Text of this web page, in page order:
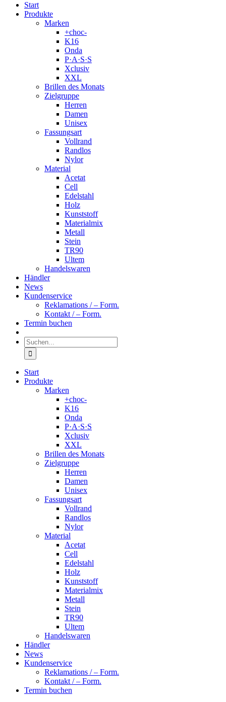
Start
Produkte
Marken
+choc-
K16
Onda
P·A·S·S
Xclusiv
XXL
Brillen des Monats
Zielgruppe
Herren
Damen
Unisex
Fassungsart
Vollrand
Randlos
Nylor
Material
Acetat
Cell
Edelstahl
Holz
Kunststoff
Materialmix
Metall
Stein
TR90
Ultem
Handelswaren
Händler
News
Kundenservice
Reklamations / – Form.
Kontakt / – Form.
Termin buchen
Suche
nach:
Start
Produkte
Marken
+choc-
K16
Onda
P·A·S·S
Xclusiv
XXL
Brillen des Monats
Zielgruppe
Herren
Damen
Unisex
Fassungsart
Vollrand
Randlos
Nylor
Material
Acetat
Cell
Edelstahl
Holz
Kunststoff
Materialmix
Metall
Stein
TR90
Ultem
Handelswaren
Händler
News
Kundenservice
Reklamations / – Form.
Kontakt / – Form.
Termin buchen